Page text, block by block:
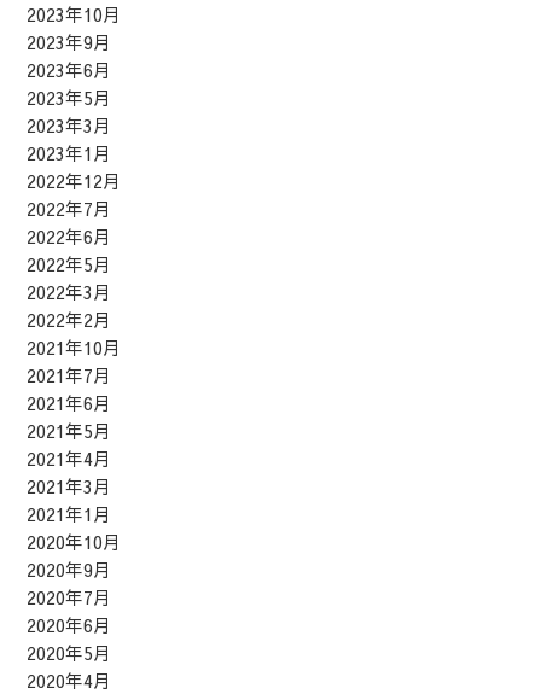
2023年10月
2023年9月
2023年6月
2023年5月
2023年3月
2023年1月
2022年12月
2022年7月
2022年6月
2022年5月
2022年3月
2022年2月
2021年10月
2021年7月
2021年6月
2021年5月
2021年4月
2021年3月
2021年1月
2020年10月
2020年9月
2020年7月
2020年6月
2020年5月
2020年4月